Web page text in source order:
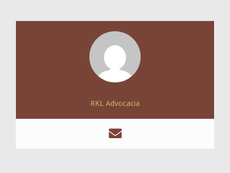
RKL Advocacia